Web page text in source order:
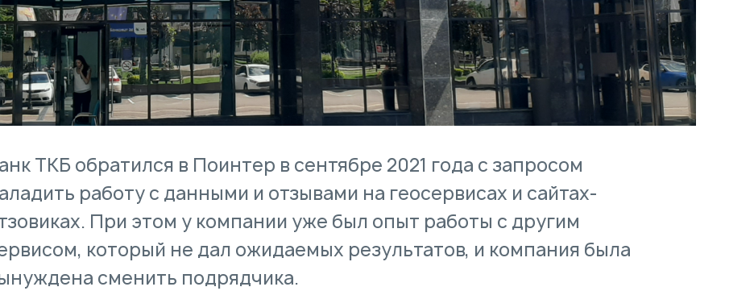
ТКБ обратился в Поинтер в сентябре 2021 года с запросом
работу с данными и отзывами на геосервисах и сайтах-
При этом у компании уже был опыт работы с другим
который не дал ожидаемых результатов, и компания была
сменить подрядчика.